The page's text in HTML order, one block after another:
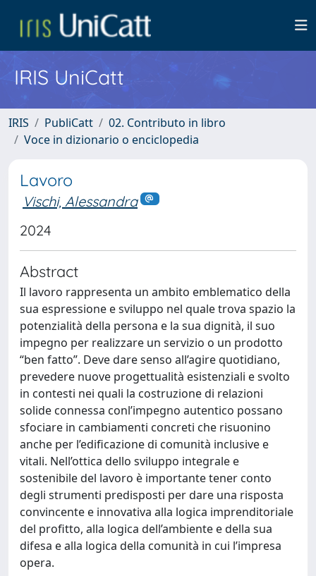
IRIS UniCatt
IRIS PubliCatt
02. Contributo in libro
Voce in dizionario o enciclopedia
Lavoro
Vischi, Alessandra
2024
Abstract
Il lavoro rappresenta un ambito emblematico della
sua espressione e sviluppo nel quale trova spazio la
potenzialità della persona e la sua dignità, il suo
impegno per realizzare un servizio o un prodotto
“ben fatto”. Deve dare senso all’agire quotidiano,
prevedere nuove progettualità esistenziali e svolto
in contesti nei quali la costruzione di relazioni
solide connessa conl’impegno autentico possano
sfociare in cambiamenti concreti che risuonino
anche per l’edificazione di comunità inclusive e
vitali. Nell’ottica dello sviluppo integrale e
sostenibile del lavoro è importante tener conto
degli strumenti predisposti per dare una risposta
convincente e innovativa alla logica imprenditoriale
del profitto, alla logica dell’ambiente e della sua
difesa e alla logica della comunità in cui l’impresa
opera.